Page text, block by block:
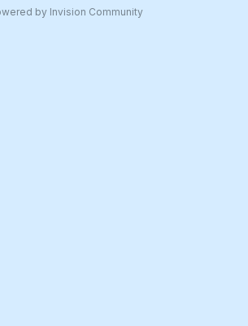
by Invision Community